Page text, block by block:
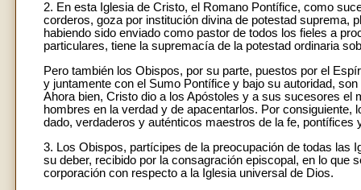
2. En esta Iglesia de Cristo, el Romano Pontífice, como
corderos, goza por institución divina de potestad suprema,
habiendo sido enviado como pastor de todos los fieles a
particulares, tiene la supremacía de la potestad ordinaria
Pero también los Obispos, por su parte, puestos por el
y juntamente con el Sumo Pontífice y bajo su autoridad,
Ahora bien, Cristo dio a los Apóstoles y a sus sucesores el
hombres en la verdad y de apacentarlos. Por
dado, verdaderos y auténticos maestros de la fe, pontífices
3. Los Obispos, partícipes de la preocupación de todas las
su deber, recibido por la consagración episcopal, en lo que
corporación con respecto a la Iglesia universal de Dios.